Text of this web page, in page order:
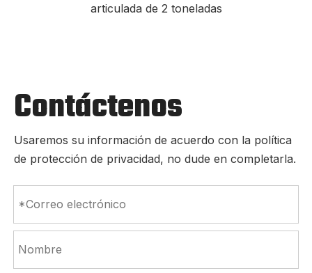
articulada de 2 toneladas
Contáctenos
Usaremos su información de acuerdo con la política
de protección de privacidad, no dude en completarla.